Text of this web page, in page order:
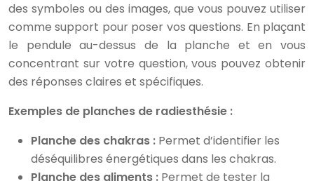
des symboles ou des images, que vous pouvez utiliser
comme support pour poser vos questions. En plaçant
le pendule au-dessus de la planche et en vous
concentrant sur votre question, vous pouvez obtenir
des réponses claires et spécifiques.
Exemples de planches de radiesthésie :
Planche des chakras : Permet d’identifier les
déséquilibres énergétiques dans les chakras.
Planche des aliments : Permet de tester la